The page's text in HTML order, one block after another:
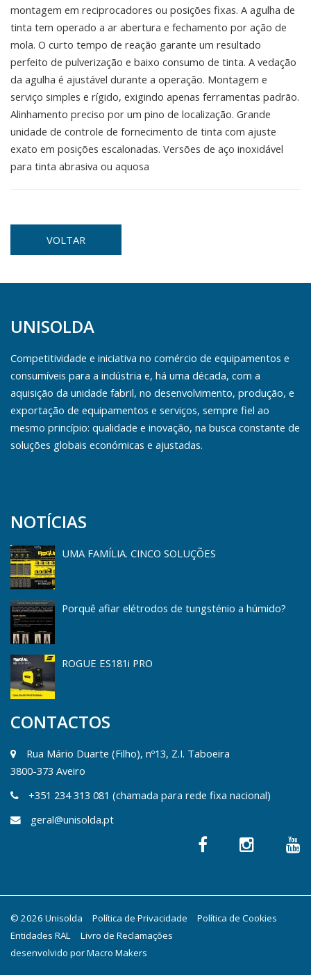
montagem em reciprocadores ou posições fixas. A agulha de
tinta tem operado a ar abertura e fechamento por ação de
mola. O curto tempo de reação garante um resultado
perfeito de pulverização e baixo consumo de tinta. A vedação
da agulha é ajustável durante a operação. Montagem e
serviço simples e rígido, exigindo apenas ferramentas padrão.
Alinhamento preciso por um pino de localização. Grande
unidade de controle de fornecimento de tinta com ajuste
exato em posições escalonadas. Versões de aço inoxidável
para tinta abrasiva ou aquosa
VOLTAR
UNISOLDA
Competitividade e iniciativa no comércio de equipamentos e
consumíveis para a indústria e, há uma década, com a
aquisição da unidade fabril, no desenvolvimento, produção, e
exportação de equipamentos e serviços, sempre fiel ao
mesmo princípio: qualidade e inovação, na busca constante de
soluções globais económicas e ajustadas.
NOTÍCIAS
UMA FAMÍLIA. CINCO SOLUÇÕES
Porquê afiar elétrodos de tungsténio a húmido?
ROGUE ES181i PRO
CONTACTOS
Rua Mário Duarte (Filho), nº13, Z.I. Taboeira
3800-373 Aveiro
+351 234 313 081 (chamada para rede fixa nacional)
geral@unisolda.pt
© 2026 Unisolda Política de Privacidade
Política de Cookies
Entidades RAL
Livro de Reclamações
desenvolvido porMacro Makers